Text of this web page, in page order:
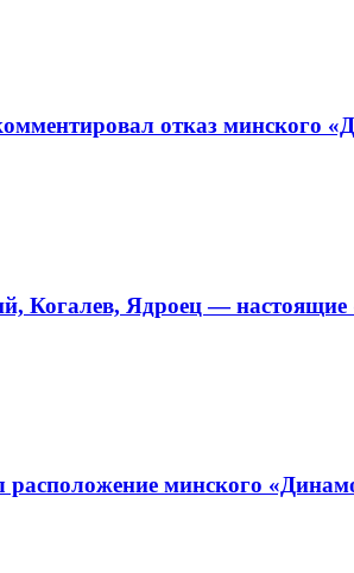
отказ минского
Когалев, Ядроец —
минского